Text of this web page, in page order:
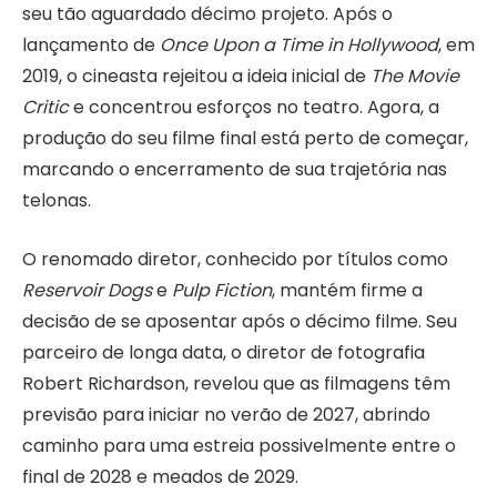
seu tão aguardado décimo projeto. Após o
lançamento de Once Upon a Time in Hollywood, em
2019, o cineasta rejeitou a ideia inicial de The Movie
Critice concentrou esforços no teatro. Agora, a
produção do seu filme final está perto de começar,
marcando o encerramento de sua trajetória nas
telonas.
O renomado diretor, conhecido por títulos como
Reservoir Dogse Pulp Fiction, mantém firme a
decisão de se aposentar após o décimo filme. Seu
parceiro de longa data, o diretor de fotografia
Robert Richardson, revelou que as filmagens têm
previsão para iniciar no verão de 2027, abrindo
caminho para uma estreia possivelmente entre o
final de 2028 e meados de 2029.